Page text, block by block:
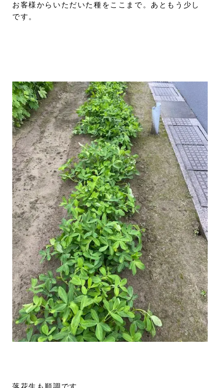
お客様からいただいた種をここまで。あともう少し
です。